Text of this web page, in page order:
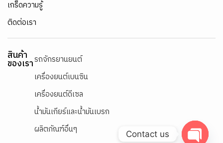
เกร็ดความรู้
ติดต่อเรา
สินค้า
ของเรารถจักรยานยนต์
เครื่องยนต์เบนซิน
เครื่องยนต์ดีเซล
น้ำมันเกียร์และน้ำมันเบรก
ผลิตภัณฑ์อื่นๆ
Contact us